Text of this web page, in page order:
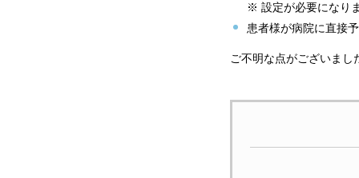
※ 設定が必要になり
患者様が病院に直接
ご不明な点がございまし